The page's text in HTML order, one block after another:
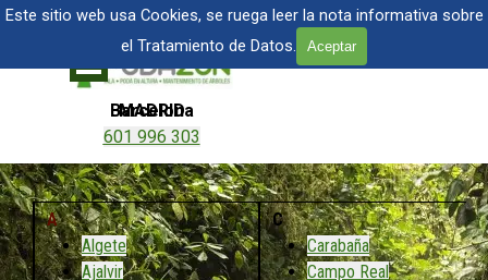
Este sitio web usa Cookies, se ruega leer la nota informativa sobre
el Tratamiento de Datos.
Aceptar
Vaya al ContenidoTALA Y PODA DE ÁRBOLES EN MADRID
Barcelona
601 996 303
MADRID
601 904 866
Saltar menú
A
Algete
Ajalvir
C
Carabaña
Campo Real